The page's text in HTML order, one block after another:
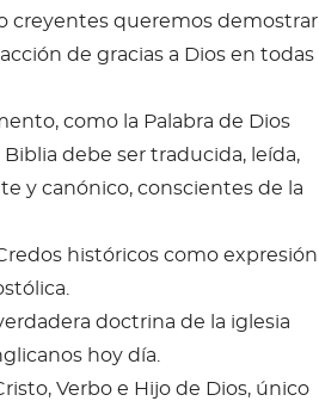
creyentes queremos demostrar
de gracias a Dios en todas
como la Palabra de Dios
debe ser traducida, leída,
y canónico, conscientes de la
históricos como expresión
doctrina de la iglesia
hoy día.
Verbo e Hijo de Dios, único